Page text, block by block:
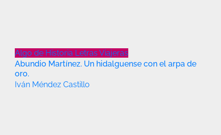
Algo de Historia Letras Viajeras
Abundio Martínez. Un hidalguense con el arpa de
oro.
Iván Méndez Castillo